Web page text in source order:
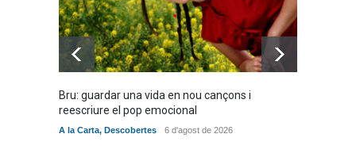
Bru: guardar una vida en nou cançons i
reescriure el pop emocional
A la Carta, Descobertes 6 d'agost de 2026